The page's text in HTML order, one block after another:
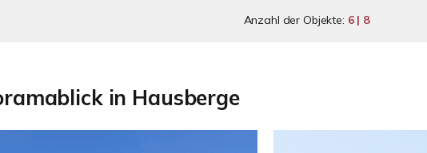
Anzahl der Objekte: 6 | 8
in Hausberge